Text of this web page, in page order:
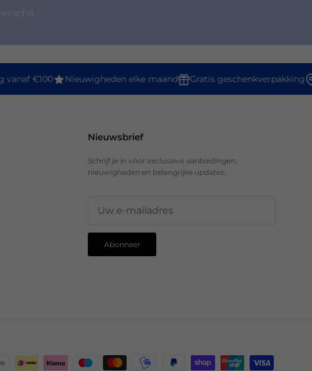
€100 Nieuwigheden elke maand Gratis geschenkverpakking
Nieuwsbrief
Schrijf je in voor exclusieve aanbiedingen,
nieuwigheden en belangrijke updates.
Abonneer